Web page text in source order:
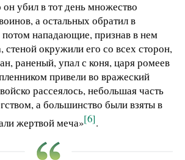
убил в тот день множество
а остальных обратил в
потом нападающие, признав в нем
стеной окружили его со всех сторон,
раненый, упал с коня, царя ромеев
привели во вражеский
рассеялось, небольшая часть
а большинство были взяты в
жертвой меча»[6].